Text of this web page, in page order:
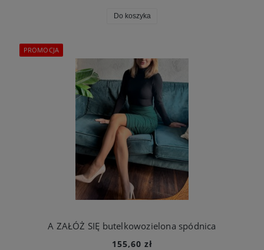
Do koszyka
A ZAŁÓŻ SIĘ butelkowozielona spódnica
155,60 zł
PROMOCJA